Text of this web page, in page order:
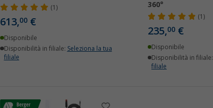
(1)
613,00 €
Disponibile
Disponibilità in filiale: Seleziona la tua
filiale
360°
(1)
235,00€
Disponibile
Disponibilità in filiale:
filiale